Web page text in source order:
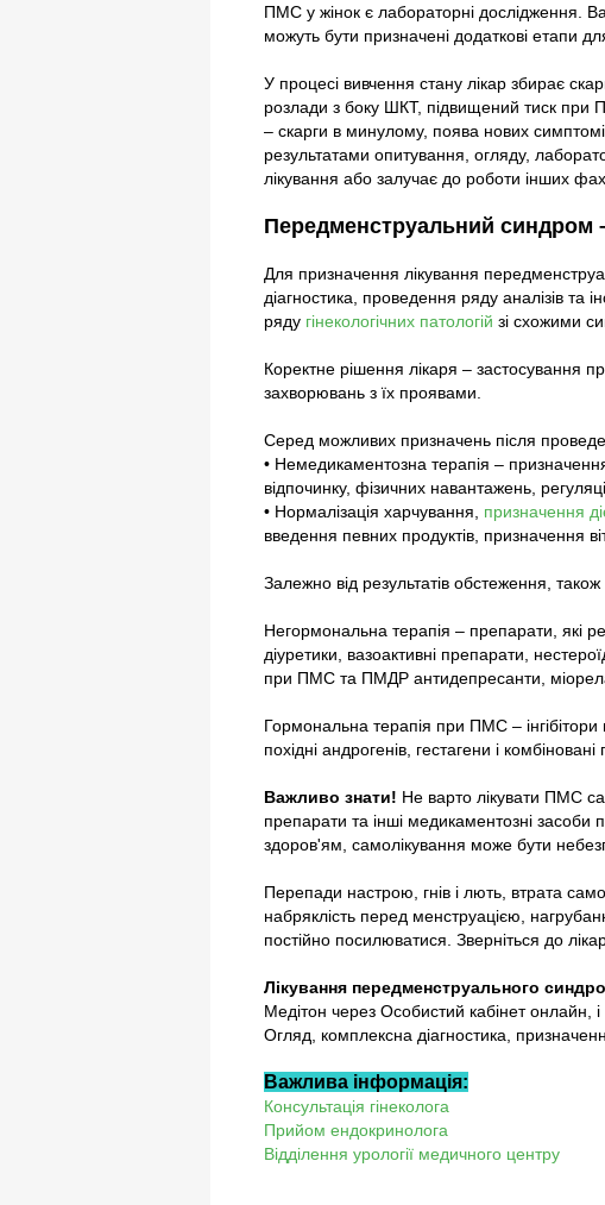
ПМС у жінок є лабораторні дослідження.
можуть бути призначені додаткові етапи
У процесі вивчення стану лікар збирає
розлади з боку ШКТ, підвищений тиск при
– скарги в минулому, поява нових
результатами опитування, огляду,
лікування або залучає до роботи інших
Передменструальний синдром
Для призначення лікування
діагностика, проведення ряду аналізів та
ряду гінекологічних патологій зі схожими
Коректне рішення лікаря – застосування
захворювань з їх проявами.
Серед можливих призначень після
• Немедикаментозна терапія –
відпочинку, фізичних навантажень,
• Нормалізація харчування, призначення
введення певних продуктів, призначення
Залежно від результатів обстеження,
Негормональна терапія – препарати, які
діуретики, вазоактивні препарати,
при ПМС та ПМДР антидепресанти,
Гормональна терапія при ПМС – інгібітори
похідні андрогенів, гестагени і
Важливо знати! Не варто лікувати ПМС
препарати та інші медикаментозні засоби
здоров'ям, самолікування може бути
Перепади настрою, гнів і лють, втрата
набряклість перед менструацією,
постійно посилюватися. Зверніться до
Лікування передменструального
Медітон через Особистий кабінет онлайн,
Огляд, комплексна діагностика,
Важлива інформація:
Консультація гінеколога
Прийом ендокринолога
Відділення урології медичного центру